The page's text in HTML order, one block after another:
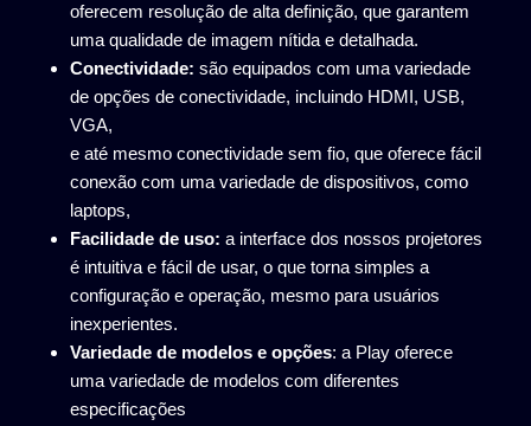
oferecem resolução de alta definição, que garantem
uma qualidade de imagem nítida e detalhada.
Conectividade: são equipados com uma variedade
de opções de conectividade, incluindo HDMI, USB,
VGA,
e até mesmo conectividade sem fio, que oferece fácil
conexão com uma variedade de dispositivos, como
laptops,
Facilidade de uso: a interface dos nossos projetores
é intuitiva e fácil de usar, o que torna simples a
configuração e operação, mesmo para usuários
inexperientes.
Variedade de modelos e opções: a Play oferece
uma variedade de modelos com diferentes
especificações